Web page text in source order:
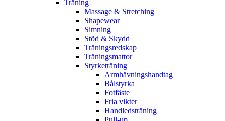
Träning
Massage & Stretching
Shapewear
Simning
Stöd & Skydd
Träningsredskap
Träningsmattor
Styrketräning
Armhävningshandtag
Bålstyrka
Fotfäste
Fria vikter
Handledsträning